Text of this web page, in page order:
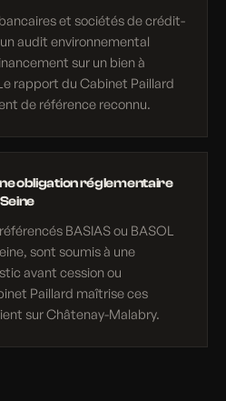
et sociétés de crédit-
audit environnemental
sur un bien à
rapport du Cabinet Paillard
de référence reconnu.
obligation réglementaire
BASIAS ou BASOL
sont soumis à une
avant cession ou
Paillard maîtrise ces
sur Châtenay-Malabry.